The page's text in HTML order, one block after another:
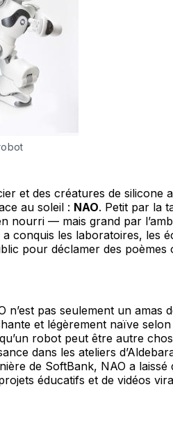
et des créatures de silicone
au soleil : NAO. Petit par la
nourri — mais grand par
conquis les laboratoires, les
pour déclamer des poèmes
n’est pas seulement un amas
et légèrement naïve
robot peut être autre
dans les ateliers
de SoftBank, NAO a laissé
éducatifs et de vidéos